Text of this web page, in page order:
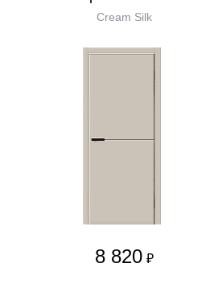
Cream Silk
8 820 ₽